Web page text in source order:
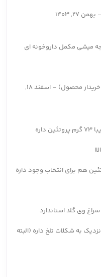
– بهمن 27, 1403
میشی مکمل داروخونه ای
محصول) –
اسفند 18,
هم برای انتخاب وجود داره
وی گلد استاندارد
به شکلات تلخ داره (البته